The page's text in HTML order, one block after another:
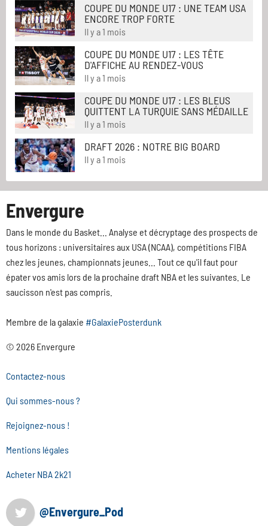
COUPE DU MONDE U17 : UNE TEAM USA
ENCORE TROP FORTE
Il y a 1 mois
COUPE DU MONDE U17 : LES TÊTE
D'AFFICHE AU RENDEZ-VOUS
Il y a 1 mois
COUPE DU MONDE U17 : LES BLEUS
QUITTENT LA TURQUIE SANS MÉDAILLE
Il y a 1 mois
DRAFT 2026 : NOTRE BIG BOARD
Il y a 1 mois
Envergure
Dans le monde du Basket... Analyse et décryptage des prospects de
tous horizons : universitaires aux USA (NCAA), compétitions FIBA
chez les jeunes, championnats jeunes... Tout ce qu'il faut pour
épater vos amis lors de la prochaine draft NBA et les suivantes. Le
saucisson n'est pas compris.
Membre de la galaxie #GalaxiePosterdunk
© 2026 Envergure
Contactez-nous
Qui sommes-nous ?
Rejoignez-nous !
Mentions légales
Acheter NBA 2k21
@Envergure_Pod